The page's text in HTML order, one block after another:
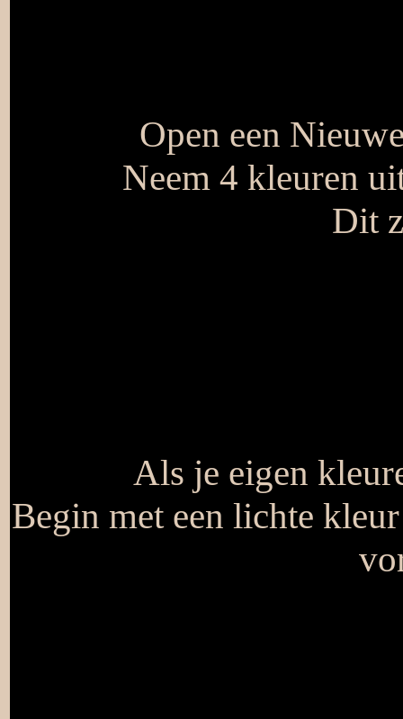
Open een
Neem 4 kleuren
Dit
Als je eigen
Begin met een lichte